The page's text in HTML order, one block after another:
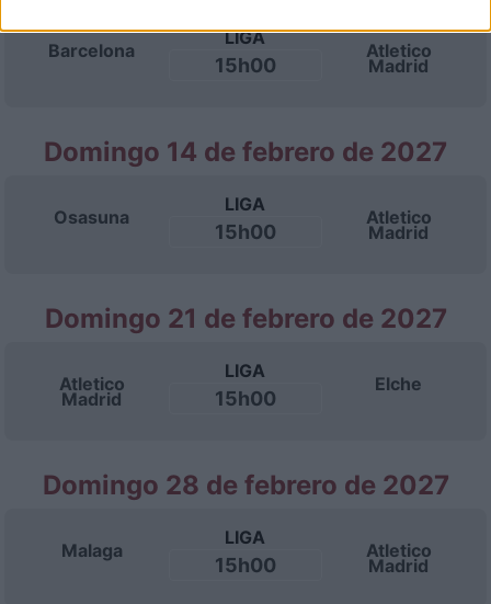
Barcelona
LIGA
15h00
Atletico
Madrid
Domingo 14 de febrero de 2027
Osasuna
LIGA
15h00
Atletico
Madrid
Domingo 21 de febrero de 2027
Atletico
Madrid
LIGA
15h00
Elche
Domingo 28 de febrero de 2027
Malaga
LIGA
15h00
Atletico
Madrid